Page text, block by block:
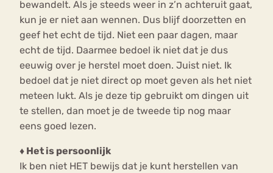
bewandelt. Als je steeds weer in z’n achteruit gaat,
kun je er niet aan wennen. Dus blijf doorzetten en
geef het echt de tijd. Niet een paar dagen, maar
echt de tijd. Daarmee bedoel ik niet dat je dus
eeuwig over je herstel moet doen. Juist niet. Ik
bedoel dat je niet direct op moet geven als het niet
meteen lukt. Als je deze tip gebruikt om dingen uit
te stellen, dan moet je de tweede tip nog maar
eens goed lezen.
♦ Het is persoonlijk
Ik ben niet HET bewijs dat je kunt herstellen van